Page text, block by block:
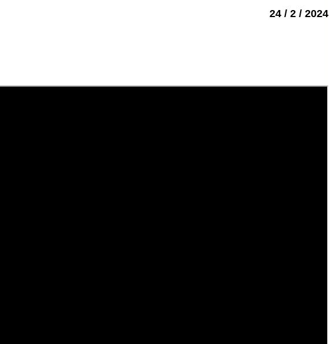
2024 / 2 / 24